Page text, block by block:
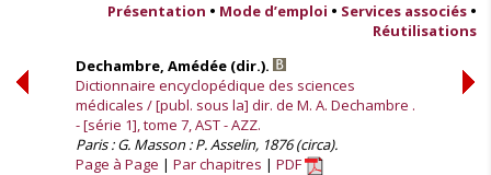
Présentation • Mode d’emploi • Services associés •
Réutilisations
Dechambre, Amédée (dir.).
Dictionnaire encyclopédique des sciences
médicales / [publ. sous la] dir. de M. A. Dechambre .
- [série 1], tome 7, AST - AZZ.
Paris : G. Masson : P. Asselin, 1876 (circa).
Page à Page
Par chapitres PDF